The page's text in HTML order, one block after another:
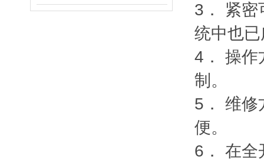
3． 紧密
统中也
4． 操作
制。
5． 维修
便。
6． 在全